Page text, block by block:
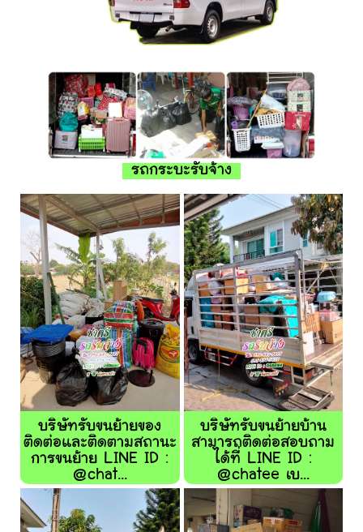
รถกระบะรับจ้าง
บริษัทรับขนย้ายของ
ติดต่อและติดตามสถานะ
การขนย้าย LINE ID :
@chat...
บริษัทรับขนย้ายบ้าน
สามารถติดต่อสอบถาม
ได้ที่ LINE ID :
@chatee เบ...